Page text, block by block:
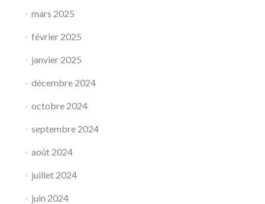
mars 2025
février 2025
janvier 2025
décembre 2024
octobre 2024
septembre 2024
août 2024
juillet 2024
juin 2024